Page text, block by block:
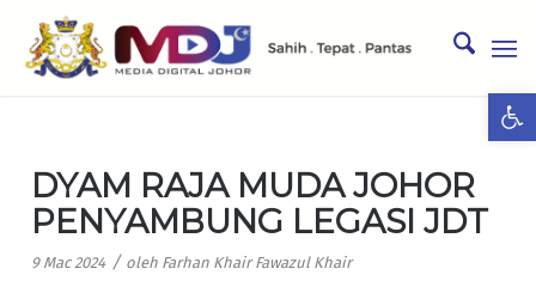
DYAM RAJA MUDA JOHOR
PENYAMBUNG LEGASI JDT
9 Mac 2024 / oleh Farhan Khair Fawazul Khair